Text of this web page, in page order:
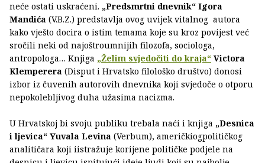
neće ostati uskraćeni. „Predsmrtni dnevnik“ Igora
Mandića (V.B.Z.) predstavlja ovog uvijek vitalnog autora
kako vješto docira o istim temama koje su kroz povijest već
sročili neki od najoštroumnijih filozofa, sociologa,
antropologa… Knjiga „Želim svjedočiti do kraja“ Victora
Klemperera (Disput i Hrvatsko filološko društvo) donosi
izbor iz čuvenih autorovih dnevnika koji svjedoče o otporu
nepokolebljivog duha užasima nacizma.
U Hrvatskoj bi svoju publiku trebala naći i knjiga „Desnica
i ljevica“ Yuvala Levina (Verbum), američkiogpolitičkog
analitičara koji iistražuje korijene političke podjele na